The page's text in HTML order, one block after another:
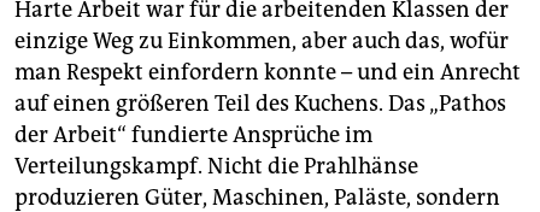
Harte Arbeit war für die arbeitenden Klassen der
einzige Weg zu Einkommen, aber auch das, wofür
man Respekt einfordern konnte – und ein Anrecht
auf einen größeren Teil des Kuchens. Das „Pathos
der Arbeit“ fundierte Ansprüche im
Verteilungskampf. Nicht die Prahlhänse
produzieren Güter, Maschinen, Paläste, sondern